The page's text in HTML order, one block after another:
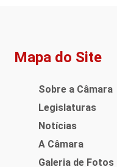
Mapa do Site
Sobre a Câmara
Legislaturas
Notícias
A Câmara
Galeria de Fotos